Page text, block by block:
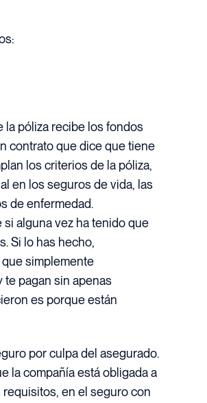
la póliza recibe los fondos
contrato que dice que tiene
los criterios de la póliza,
en los seguros de vida, las
de enfermedad.
alguna vez ha tenido que
Si lo has hecho,
simplemente
pagan sin apenas
es porque están
por culpa del asegurado.
la compañía está obligada a
en el seguro con